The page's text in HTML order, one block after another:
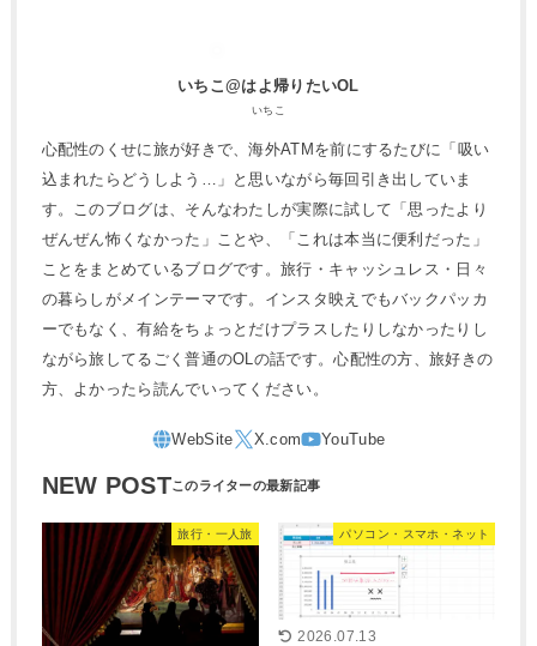
いちこ@はよ帰りたいOL
いちこ
心配性のくせに旅が好きで、海外ATMを前にするたびに「吸い
込まれたらどうしよう…」と思いながら毎回引き出していま
す。このブログは、そんなわたしが実際に試して「思ったより
ぜんぜん怖くなかった」ことや、「これは本当に便利だった」
ことをまとめているブログです。旅行・キャッシュレス・日々
の暮らしがメインテーマです。インスタ映えでもバックパッカ
ーでもなく、有給をちょっとだけプラスしたりしなかったりし
ながら旅してるごく普通のOLの話です。心配性の方、旅好きの
方、よかったら読んでいってください。
NEW POST
旅行・一人旅 パソコン・スマホ・ネット
2026.07.13